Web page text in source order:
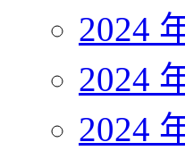
2024
2024
2024